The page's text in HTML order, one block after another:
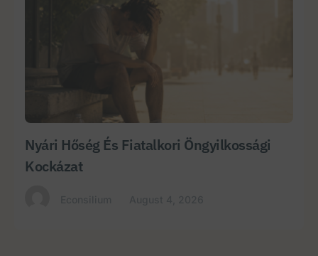
Nyári Hőség És Fiatalkori Öngyilkossági
Kockázat